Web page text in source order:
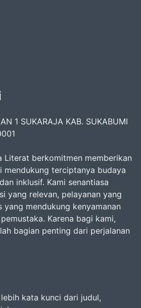
1 SUKARAJA KAB. SUKABUMI
Literat berkomitmen memberikan
mendukung terciptanya budaya
inklusif. Kami senantiasa
yang relevan, pelayanan yang
yang mendukung kenyamanan
Karena bagi kami,
bagian penting dari perjalanan
kata kunci dari judul,